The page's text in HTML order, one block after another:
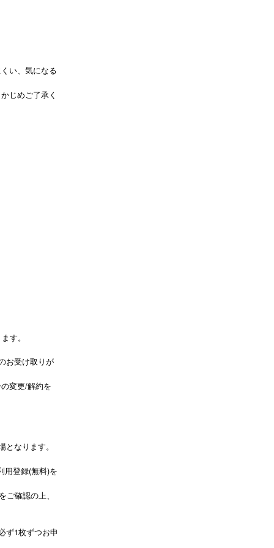
い、気になる
じめご了承く
す。
お受け取りが
変更/解約を
なります。
用登録(無料)を
確認の上、
ず1枚ずつお申